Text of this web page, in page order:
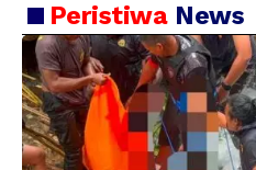
Peristiwa News